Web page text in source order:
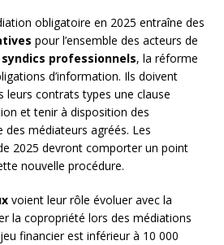
obligatoire en 2025 entraîne des
pour l’ensemble des acteurs de
syndics professionnels, la réforme
d’information. Ils doivent
leurs contrats types une clause
et tenir à disposition des
médiateurs agréés. Les
2025 devront comporter un point
nouvelle procédure.
voient leur rôle évoluer avec la
la copropriété lors des médiations
financier est inférieur à 10 000